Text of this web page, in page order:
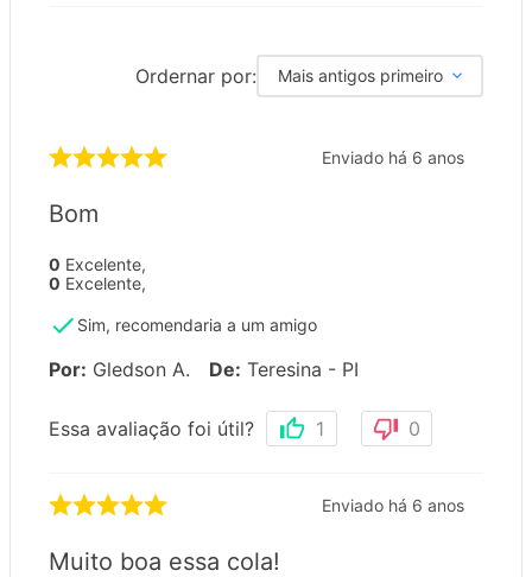
Ordernar por: Mais antigos primeiro
Enviado há 6 anos
Bom
0 Excelente,
0 Excelente,
Sim, recomendaria a um amigo
Por: Gledson A. De: Teresina - PI
Essa avaliação foi útil? 1 0
Enviado há 6 anos
Muito boa essa cola!